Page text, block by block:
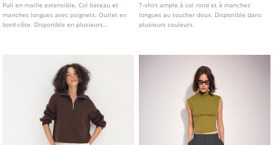
Pull en maille extensible. Col bateau et
manches longues avec poignets. Ourlet en
bord-côte. Disponible en plusieurs
T-shirt ample à col rond et à manches
longues au toucher doux. Disponible dans
plusieurs couleurs.